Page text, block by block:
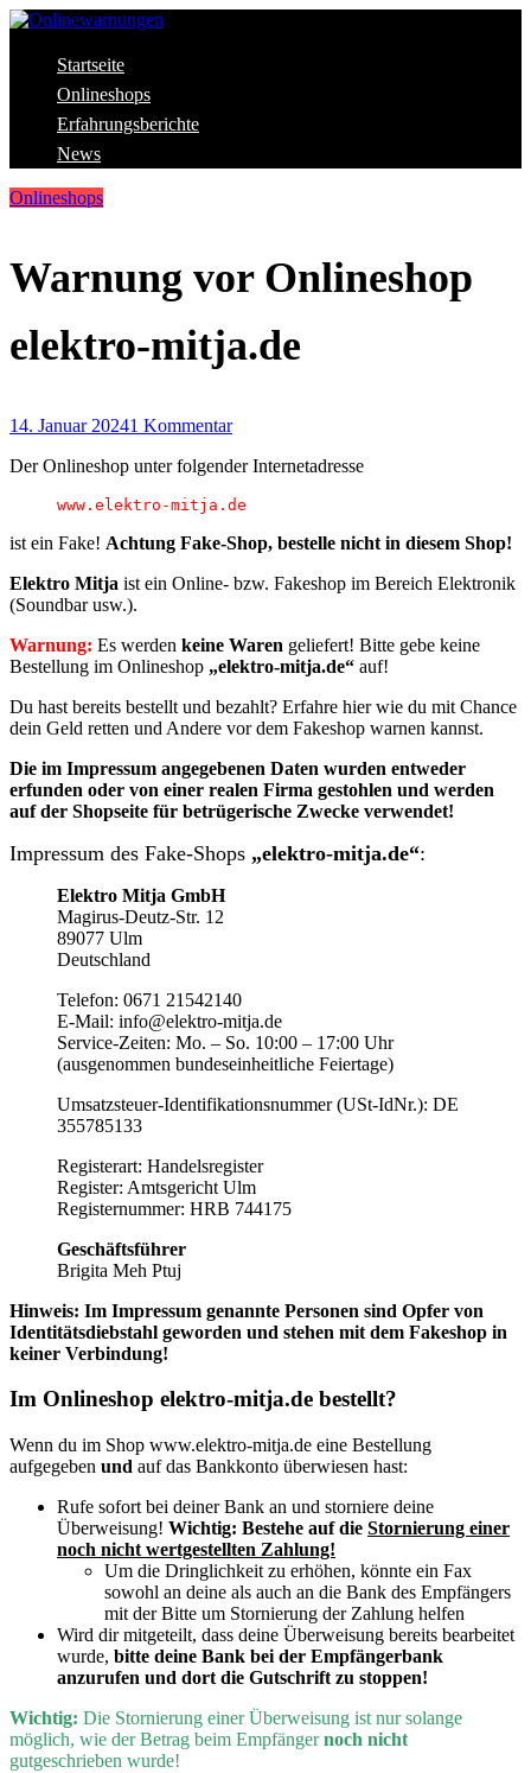
Skip
content
Onlinewarnungen
Aktuelle Warnungen vor Gefahren im Internet
Startseite
Onlineshops
Erfahrungsberichte
News
Onlineshops
Warnung vor Onlineshop
elektro-mitja.de
14. Januar 20241 Kommentar
Der Onlineshop unter folgender Internetadresse
www.elektro-mitja.de
ist ein Fake! Achtung Fake-Shop, bestelle nicht in diesem Shop!
Elektro Mitja ist ein Online- bzw. Fakeshop im Bereich Elektronik
(Soundbar usw.).
Warnung: Es werden keine Waren geliefert! Bitte gebe keine
Bestellung im Onlineshop „elektro-mitja.de“ auf!
Du hast bereits bestellt und bezahlt? Erfahre hier wie du mit Chance
dein Geld retten und Andere vor dem Fakeshop warnen kannst.
Die im Impressum angegebenen Daten wurden entweder
erfunden oder von einer realen Firma gestohlen und werden
auf der Shopseite für betrügerische Zwecke verwendet!
Impressum des Fake-Shops „elektro-mitja.de“:
Elektro Mitja GmbH
Magirus-Deutz-Str. 12
89077 Ulm
Deutschland
Telefon: 0671 21542140
E-Mail: info@elektro-mitja.de
Service-Zeiten: Mo. – So. 10:00 – 17:00 Uhr
(ausgenommen bundeseinheitliche Feiertage)
Umsatzsteuer-Identifikationsnummer (USt-IdNr.): DE
355785133
Registerart: Handelsregister
Register: Amtsgericht Ulm
Registernummer: HRB 744175
Geschäftsführer
Brigita Meh Ptuj
Hinweis: Im Impressum genannte Personen sind Opfer von
Identitätsdiebstahl geworden und stehen mit dem Fakeshop in
keiner Verbindung!
Im Onlineshop elektro-mitja.de bestellt?
Wenn du im Shop www.elektro-mitja.de eine Bestellung
aufgegeben und auf das Bankkonto überwiesen hast:
Rufe sofort bei deiner Bank an und storniere deine
Überweisung! Wichtig: Bestehe auf die Stornierung einer
noch nicht wertgestellten Zahlung!
Um die Dringlichkeit zu erhöhen, könnte ein Fax
sowohl an deine als auch an die Bank des Empfängers
mit der Bitte um Stornierung der Zahlung helfen
Wird dir mitgeteilt, dass deine Überweisung bereits bearbeitet
wurde, bitte deine Bank bei der Empfängerbank
anzurufen und dort die Gutschrift zu stoppen!
Wichtig: Die Stornierung einer Überweisung ist nur solange
möglich, wie der Betrag beim Empfängernoch nicht
gutgeschrieben wurde!